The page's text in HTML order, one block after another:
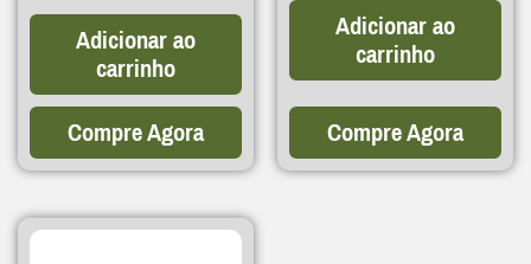
Adicionar ao
carrinho
Compre Agora
Adicionar ao
carrinho
Compre Agora